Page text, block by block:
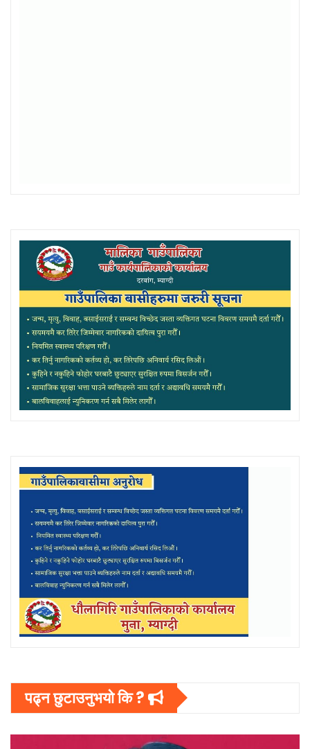
पढ्न छुटाउनुभयो कि ?